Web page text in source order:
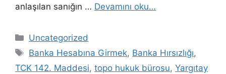
anlaşılan sanığın … Devamını oku…
Kategoriler
Uncategorized
Etiketler
Banka Hesabına Girmek, Banka Hırsızlığı,
TCK 142. Maddesi, topo hukuk bürosu, Yargıtay